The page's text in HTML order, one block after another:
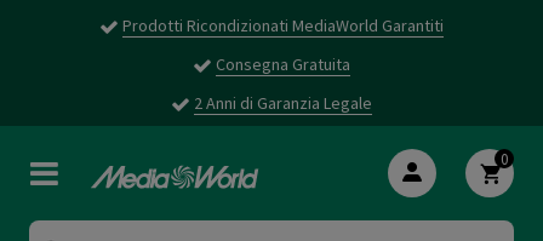
Prodotti Ricondizionati MediaWorld Garantiti
Consegna Gratuita
2 Anni di Garanzia Legale
0